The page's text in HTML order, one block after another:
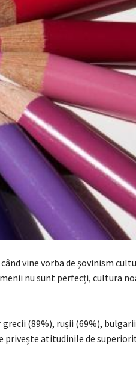
vine vorba de șovinism
nu sunt perfecți, cultura
(89%), rușii (69%), bulgarii
privește atitudinile de